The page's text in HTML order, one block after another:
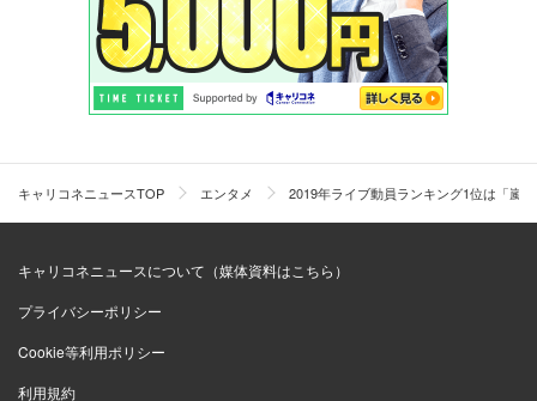
キャリコネニュースTOP エンタメ 2019年ライブ動員ランキング1位は「嵐
キャリコネニュースについて（媒体資料はこちら）
プライバシーポリシー
Cookie等利用ポリシー
利用規約